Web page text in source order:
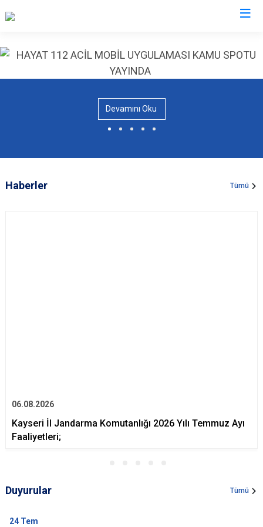
Devamını Oku
Haberler Tümü
06.08.2026
Kayseri İl Jandarma Komutanlığı 2026 Yılı Temmuz Ayı
Faaliyetleri;
Duyurular Tümü
24 Tem